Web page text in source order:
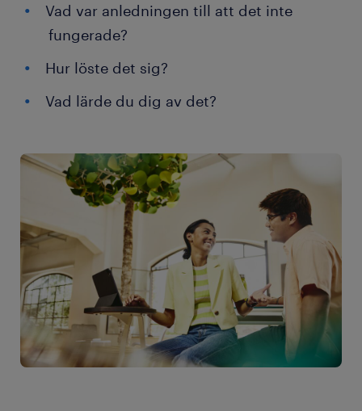
Vad var anledningen till att det inte
fungerade?
Hur löste det sig?
Vad lärde du dig av det?